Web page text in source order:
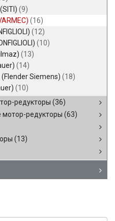
(9)
(16)
(12)
(10)
(13)
(14)
Siemens) (18)
(10)
редукторы (36)
мотор-редукторы (63)
(13)